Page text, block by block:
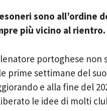
sono all’ordine
più vicino al rientro.
portoghese non
prime settimane del
e alla fine del
le idee di molti